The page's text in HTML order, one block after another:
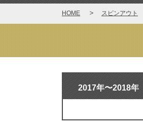
HOME スピンアウト
2017年〜2018年